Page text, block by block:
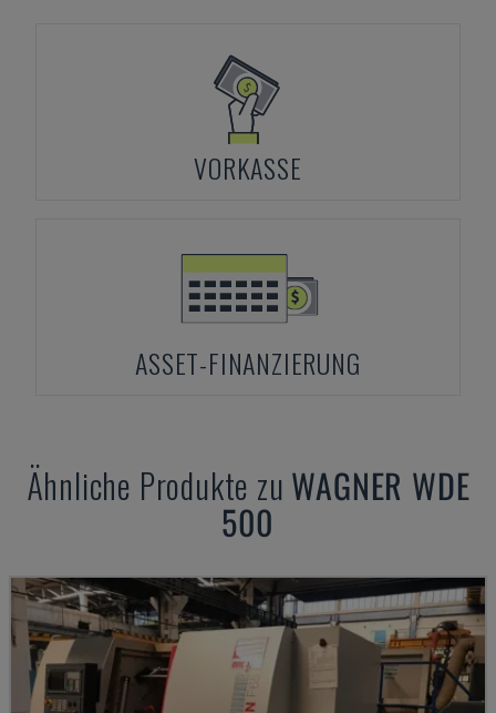
VORKASSE
ASSET-FINANZIERUNG
Ähnliche Produkte zu WAGNER WDE
500